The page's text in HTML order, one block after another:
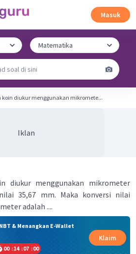
Masuk
koin diukur menggunakan mikromete...
Iklan
diukur menggunakan mikrometer
35,67 mm. Maka konversi nilai
adalah ....
& Menangkan E-Wallet
00 :14 :07 :00
Klaim